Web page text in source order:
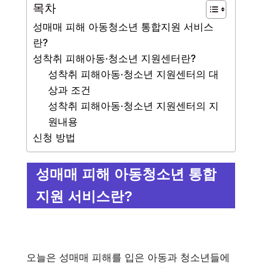
목차
성매매 피해 아동청소년 통합지원 서비스
란?
성착취 피해아동·청소년 지원센터란?
성착취 피해아동·청소년 지원센터의 대
상과 조건
성착취 피해아동·청소년 지원센터의 지
원내용
신청 방법
성매매 피해 아동청소년 통합
지원 서비스란?
오늘은 성매매 피해를 입은 아동과 청소년들에